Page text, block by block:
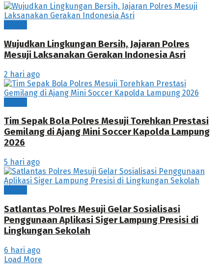
Wujudkan Lingkungan Bersih, Jajaran Polres
Mesuji Laksanakan Gerakan Indonesia Asri
2 hari ago
Tim Sepak Bola Polres Mesuji Torehkan Prestasi
Gemilang di Ajang Mini Soccer Kapolda Lampung
2026
5 hari ago
Satlantas Polres Mesuji Gelar Sosialisasi
Penggunaan Aplikasi Siger Lampung Presisi di
Lingkungan Sekolah
6 hari ago
Load More